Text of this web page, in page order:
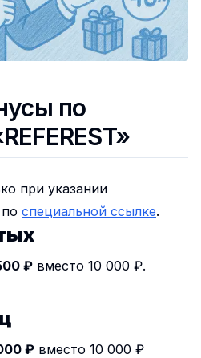
по
при указании
по специальной ссылке.
₽ вместо 10 000 ₽.
₽ вместо 10 000 ₽